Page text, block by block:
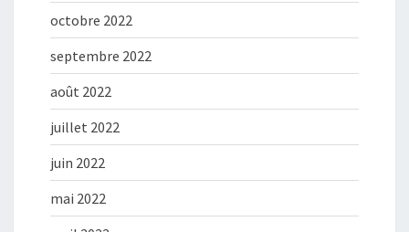
octobre 2022
septembre 2022
août 2022
juillet 2022
juin 2022
mai 2022